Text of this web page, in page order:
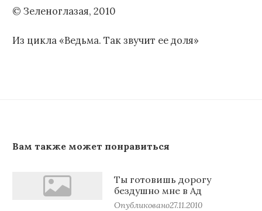
© Зеленоглазая, 2010
Из цикла «Ведьма. Так звучит ее доля»
Вам также может понравиться
Ты готовишь дорогу
бездушно мне в Ад
Опубликовано27.11.2010